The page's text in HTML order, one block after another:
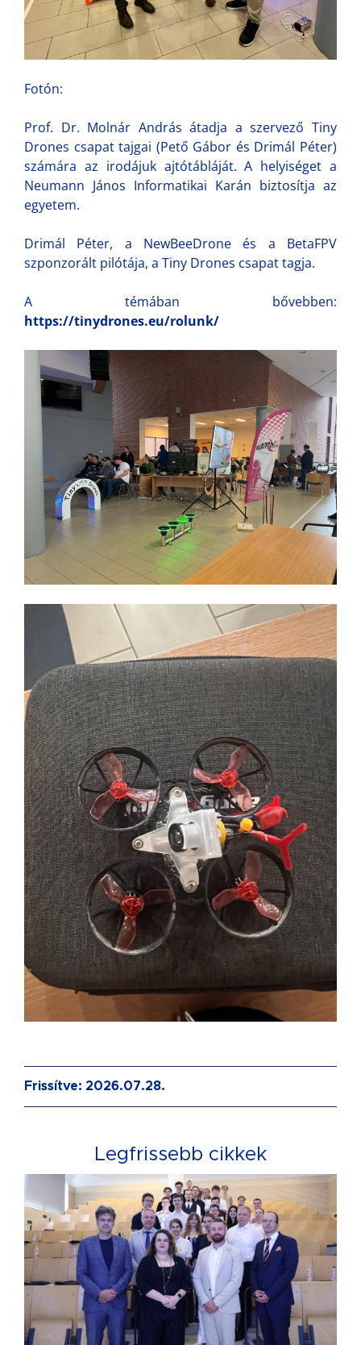
Fotón:
Prof. Dr. Molnár András átadja a szervező Tiny
Drones csapat tajgai (Pető Gábor és Drimál Péter)
számára az irodájuk ajtótábláját. A helyiséget a
Neumann János Informatikai Karán biztosítja az
egyetem.
Drimál Péter, a NewBeeDrone és a BetaFPV
szponzorált pilótája, a Tiny Drones csapat tagja.
A témában bővebben:
https://tinydrones.eu/rolunk/
Frissítve: 2026.07.28.
Legfrissebb cikkek